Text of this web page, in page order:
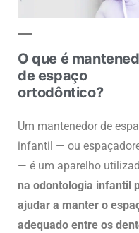
O que é
de espaço
ortodôntico?
Um mantenedor de
infantil — ou
— é um aparelho
na odontologia infantil
ajudar a manter o
adequado entre os